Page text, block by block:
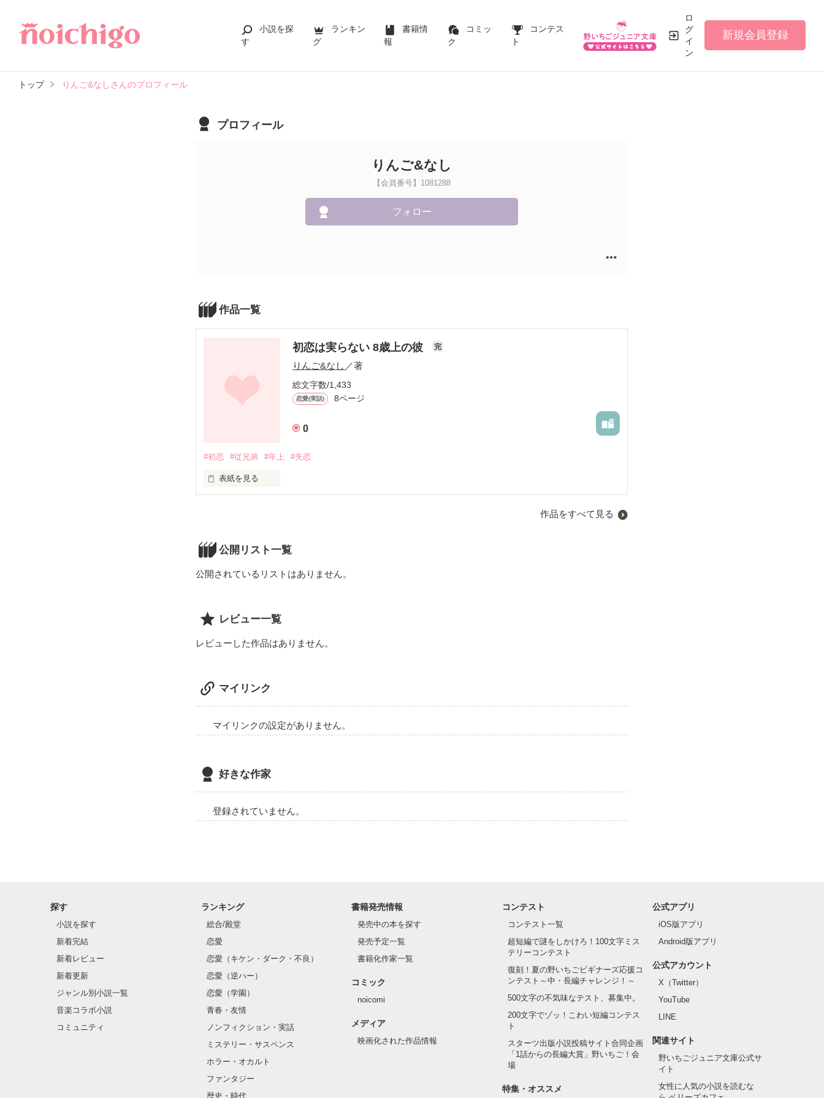
小説を探
す
ランキン
グ
書籍情
報
コミッ
ク
コンテス
ト
ロ
グ
イ
ン
新規会員登録
トップ りんご&なしさんのプロフィール
プロフィール
りんご&なし
【会員番号】1081288
フォロー
作品一覧
初恋は実らない 8歳上の彼 完
りんご&なし ／著
総文字数/1,433
恋愛(実話) 8ページ
0
#初恋 #従兄弟 #年上 #失恋
表紙を見る
どうやったら忘れられますか？
作品をすべて見る
公開リスト一覧
公開されているリストはありません。
レビュー一覧
レビューした作品はありません。
マイリンク
マイリンクの設定がありません。
好きな作家
登録されていません。
探す
小説を探す
新着完結
新着レビュー
新着更新
ジャンル別小説一覧
音楽コラボ小説
コミュニティ
ランキング
総合/殿堂
恋愛
恋愛（キケン・ダーク・不良）
恋愛（逆ハー）
恋愛（学園）
青春・友情
ノンフィクション・実話
ミステリー・サスペンス
ホラー・オカルト
ファンタジー
歴史・時代
書籍発売情報
発売中の本を探す
発売予定一覧
書籍化作家一覧
コミック
noicomi
メディア
映画化された作品情報
コンテスト
コンテスト一覧
超短編で謎をしかけろ！100文字ミス
テリーコンテスト
復刻！夏の野いちごビギナーズ応援コ
ンテスト～中・長編チャレンジ！～
500文字の不気味なテスト、募集中。
200文字でゾッ！こわい短編コンテス
ト
スターツ出版小説投稿サイト合同企画
「1話からの長編大賞」野いちご！会
場
特集・オススメ
公式アプリ
iOS版アプリ
Android版アプリ
公式アカウント
X（Twitter）
YouTube
LINE
関連サイト
野いちごジュニア文庫公式サ
イト
女性に人気の小説を読むな